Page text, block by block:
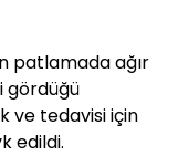
patlamada ağır
gördüğü
ve tedavisi için
edildi.